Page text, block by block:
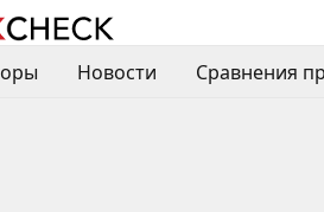
Новости Сравнения